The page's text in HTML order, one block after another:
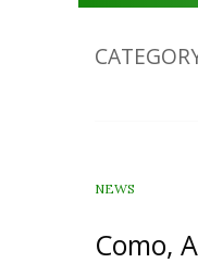
NEWS
Como,